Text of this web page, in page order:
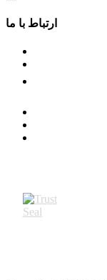
ارتباط با ما